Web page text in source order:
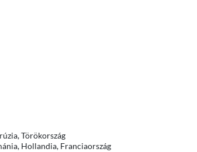
Törökország
Hollandia, Franciaország